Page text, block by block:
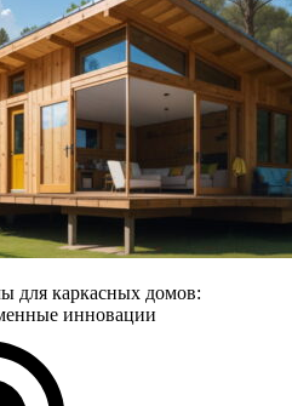
для каркасных домов:
инновации